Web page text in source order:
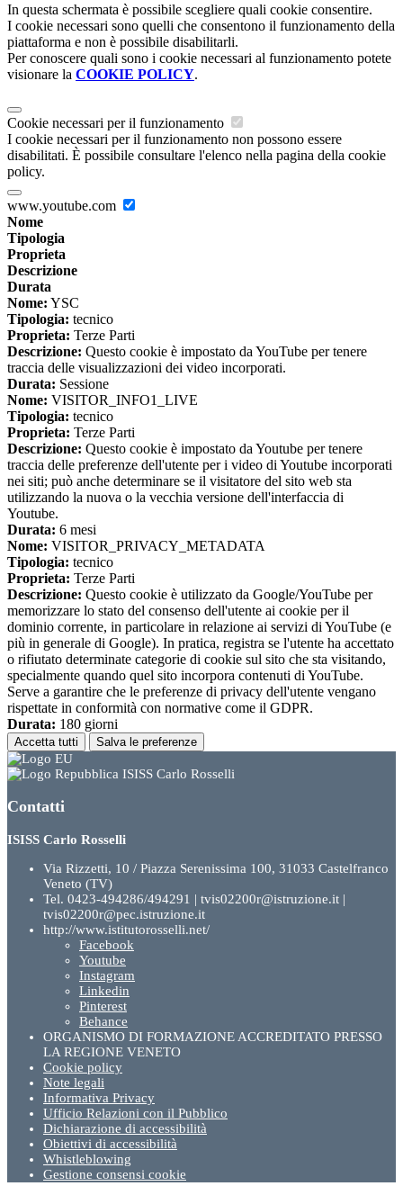
In questa schermata è possibile scegliere quali cookie consentire.
I cookie necessari sono quelli che consentono il funzionamento della
piattaforma e non è possibile disabilitarli.
Per conoscere quali sono i cookie necessari al funzionamento potete
visionare la COOKIE POLICY.
Cookie necessari per il funzionamento
I cookie necessari per il funzionamento non possono essere
disabilitati. È possibile consultare l'elenco nella pagina della cookie
policy.
www.youtube.com
Nome
Tipologia
Proprieta
Descrizione
Durata
Nome: YSC
Tipologia: tecnico
Proprieta: Terze Parti
Descrizione: Questo cookie è impostato da YouTube per tenere
traccia delle visualizzazioni dei video incorporati.
Durata: Sessione
Nome: VISITOR_INFO1_LIVE
Tipologia: tecnico
Proprieta: Terze Parti
Descrizione: Questo cookie è impostato da Youtube per tenere
traccia delle preferenze dell'utente per i video di Youtube incorporati
nei siti; può anche determinare se il visitatore del sito web sta
utilizzando la nuova o la vecchia versione dell'interfaccia di
Youtube.
Durata: 6 mesi
Nome: VISITOR_PRIVACY_METADATA
Tipologia: tecnico
Proprieta: Terze Parti
Descrizione: Questo cookie è utilizzato da Google/YouTube per
memorizzare lo stato del consenso dell'utente ai cookie per il
dominio corrente, in particolare in relazione ai servizi di YouTube (e
più in generale di Google). In pratica, registra se l'utente ha accettato
o rifiutato determinate categorie di cookie sul sito che sta visitando,
specialmente quando quel sito incorpora contenuti di YouTube.
Serve a garantire che le preferenze di privacy dell'utente vengano
rispettate in conformità con normative come il GDPR.
Durata: 180 giorni
Accetta tutti Salva le preferenze
ISISS Carlo Rosselli
Contatti
ISISS Carlo Rosselli
Via Rizzetti, 10 / Piazza Serenissima 100, 31033 Castelfranco
Veneto (TV)
Tel. 0423-494286/494291 | tvis02200r@istruzione.it |
tvis02200r@pec.istruzione.it
http://www.istitutorosselli.net/
Facebook
Youtube
Instagram
Linkedin
Pinterest
Behance
ORGANISMO DI FORMAZIONE ACCREDITATO PRESSO
LA REGIONE VENETO
Cookie policy
Note legali
Informativa Privacy
Ufficio Relazioni con il Pubblico
Dichiarazione di accessibilità
Obiettivi di accessibilità
Whistleblowing
Gestione consensi cookie